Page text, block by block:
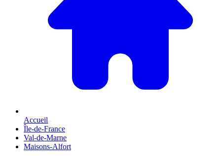
Accueil
Île-de-France
Val-de-Marne
Maisons-Alfort